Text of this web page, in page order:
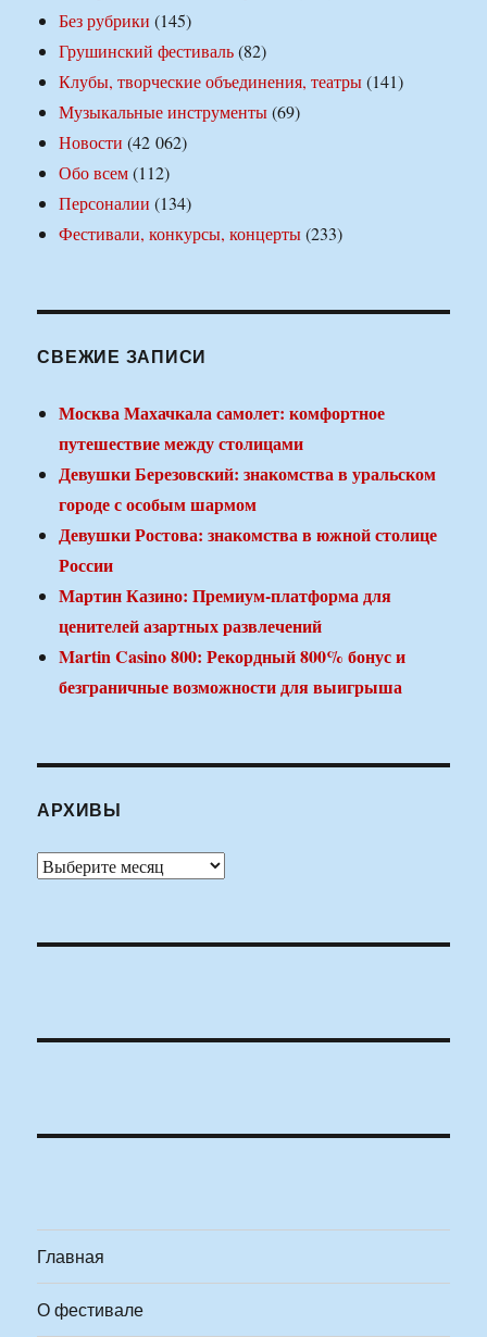
Без рубрики (145)
Грушинский фестиваль(82)
Клубы, творческие объединения, театры(141)
Музыкальные инструменты(69)
Новости (42 062)
Обо всем(112)
Персоналии (134)
Фестивали, конкурсы, концерты(233)
СВЕЖИЕ ЗАПИСИ
Москва Махачкала самолет: комфортное
путешествие между столицами
Девушки Березовский: знакомства в уральском
городе с особым шармом
Девушки Ростова: знакомства в южной столице
России
Мартин Казино: Премиум-платформа для
ценителей азартных развлечений
Martin Casino 800: Рекордный 800% бонус и
безграничные возможности для выигрыша
АРХИВЫ
Архивы
Главная
О фестивале